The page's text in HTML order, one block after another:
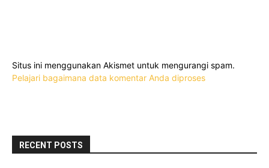
Situs ini menggunakan Akismet untuk mengurangi spam.
Pelajari bagaimana data komentar Anda diproses
RECENT POSTS